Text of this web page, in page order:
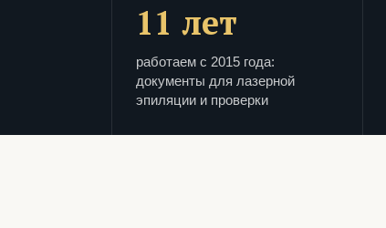
11 лет
работаем с 2015 года:
документы для лазерной
эпиляции и проверки